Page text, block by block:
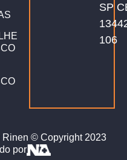
SP
106
Rinen © Copyright 2023
por